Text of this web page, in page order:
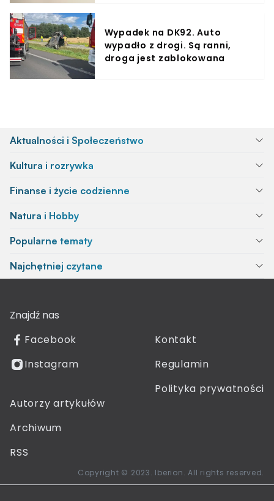
Wypadek na DK92. Auto
wypadło z drogi. Są ranni,
droga jest zablokowana
Aktualności i Społeczeństwo
Kultura i rozrywka
Finanse i życie codzienne
Natura i Hobby
Popularne tematy
Najchętniej czytane
Znajdź nas
Facebook
Instagram
Kontakt
Regulamin
Polityka prywatności
Autorzy artykułów
Archiwum
RSS
Copyright © 2023. Iberion. All rights reserved.